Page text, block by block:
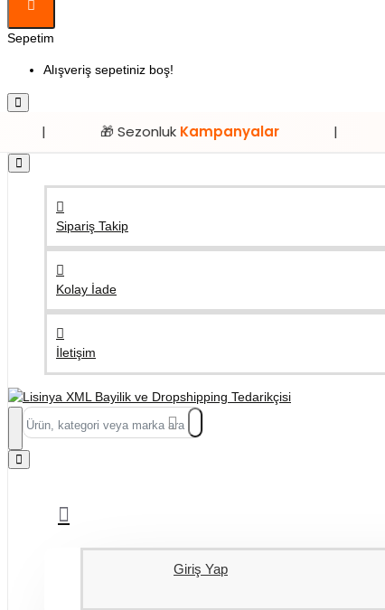
Sepetim
Alışveriş sepetiniz boş!
🎁 Sezonluk Kampanyalar | ⭐ Sadece
Sipariş Takip
Kolay İade
İletişim
Ürün,
kategori
veya
marka
Giriş Yap